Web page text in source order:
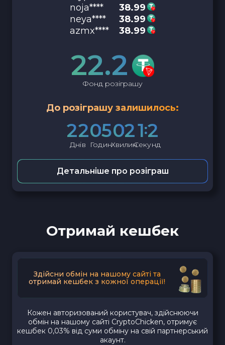
noja****
38.99
neya****
38.99
azmx****
38.99
22.2
Фонд розіграшу
До розіграшу залишилось:
22
Днів
05
Годин
02
Хвилин
11
Секунд
Детальніше про розіграш
Отримай кешбек
Здійсни обмін на нашому сайті та
отримай кешбек з кожної операції!
Кожен авторизований користувач, здійснюючи
обмін на нашому сайті CryptoChicken, отримує
кешбек 0,03% від суми обміну на свій партнерський
акаунт.